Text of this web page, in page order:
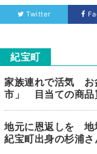
Twitter
紀宝町
家族連れで活気 お
市」 目当ての商品
地元に恩返しを 地
紀宝町出身の杉浦さ